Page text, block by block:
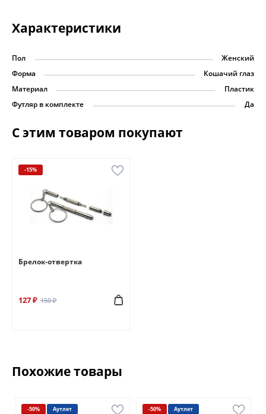
Характеристики
Пол
Женский
Форма
Кошачий глаз
Материал
Пластик
Футляр в комплекте
Да
С этим товаром покупают
-15%
Брелок-отвертка
127 ₽ 150 ₽
Похожие товары
-50% Аутлет -50% Аутлет